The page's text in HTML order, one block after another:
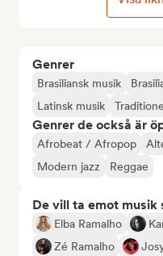
Genrer
Brasiliansk musik
Latinsk musik
Genrer de också är
Afrobeat / Afropop
Modern jazz
Reggae
De vill ta emot musik
Elba Ramalho
Zé Ramalho